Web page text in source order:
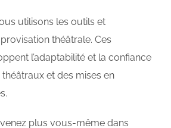
utilisons les outils et
théâtrale. Ces
l’adaptabilité et la confiance
et des mises en
plus vous-même dans